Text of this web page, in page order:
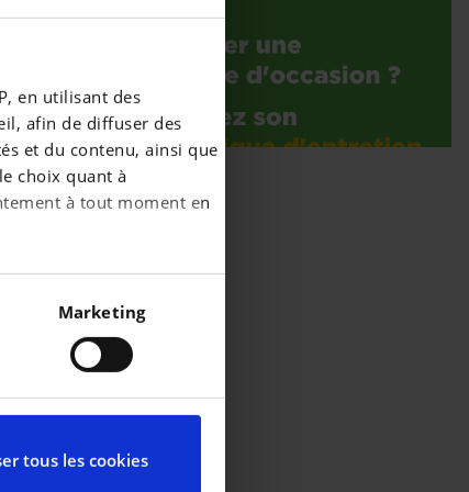
en utilisant des
afin de diffuser des
et du contenu, ainsi que
choix quant à
à tout moment en
à plusieurs mètres
(empreintes
reportez-vous à la
de la déclaration sur
Marketing
tous les cookies